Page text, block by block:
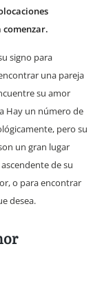
signo para
una pareja
su amor
Hay un número de
pero su
un gran lugar
de su
o para encontrar
desea.